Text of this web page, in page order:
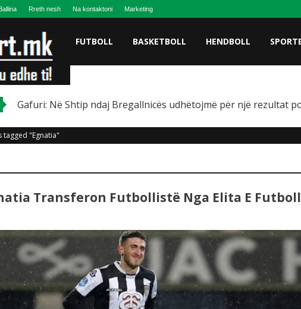
Rreth nesh Na kontaktoni Marketing
FUTBOLL BASKETBOLL HENDBOLL
Gafuri: Në Shtip ndaj Bregallnicës udhëtojmë për një rezultat
tagged "Egnatia"
Transferon Futbollistë Nga Elita E